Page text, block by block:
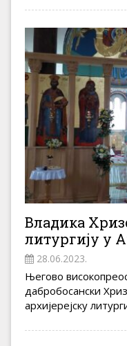
Владика
литургију у
28.06.2023.
Његово
дабробосански
архијерејску